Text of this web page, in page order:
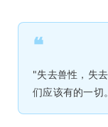
❝
"失去兽性，失
们应该有的一切